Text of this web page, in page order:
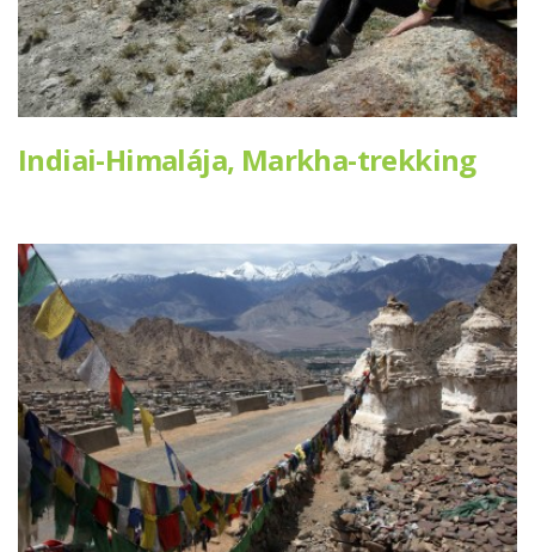
Indiai-Himalája, Markha-trekking